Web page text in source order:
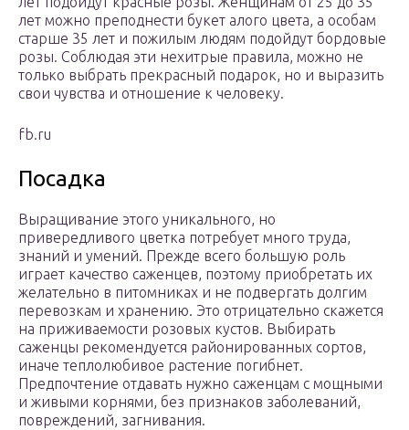
лет можно преподнести букет алого цвета, а особам
старше 35 лет и пожилым людям подойдут бордовые
розы. Соблюдая эти нехитрые правила, можно не
только выбрать прекрасный подарок, но и выразить
свои чувства и отношение к человеку.
fb.ru
Посадка
Выращивание этого уникального, но
привередливого цветка потребует много труда,
знаний и умений. Прежде всего большую роль
играет качество саженцев, поэтому приобретать их
желательно в питомниках и не подвергать долгим
перевозкам и хранению. Это отрицательно скажется
на приживаемости розовых кустов. Выбирать
саженцы рекомендуется районированных сортов,
иначе теплолюбивое растение погибнет.
Предпочтение отдавать нужно саженцам с мощными
и живыми корнями, без признаков заболеваний,
повреждений, загнивания.